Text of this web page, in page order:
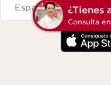
España